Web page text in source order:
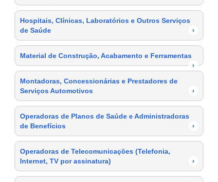
Hospitais, Clínicas, Laboratórios e Outros Serviços
de Saúde
›
Material de Construção, Acabamento e Ferramentas
›
Montadoras, Concessionárias e Prestadores de
Serviços Automotivos
›
Operadoras de Planos de Saúde e Administradoras
de Benefícios
›
Operadoras de Telecomunicações (Telefonia,
Internet, TV por assinatura)
›